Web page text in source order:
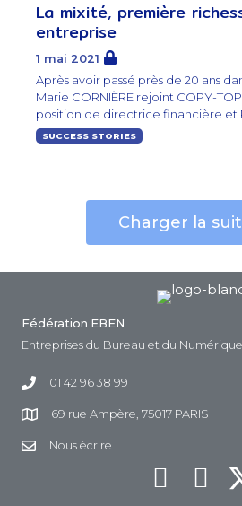
La mixité, première
entreprise
1 mai 2021
Après avoir passé près de 20 ans
Marie CORNIÈRE rejoint COPY-
position de directrice financière et
SUCCESS STORIES
Charger la
Fédération EBEN
Entreprises du Bureau et du Numérique
01 42 96 38 99
69 rue Ampère, 75017 PARIS
Nous écrire